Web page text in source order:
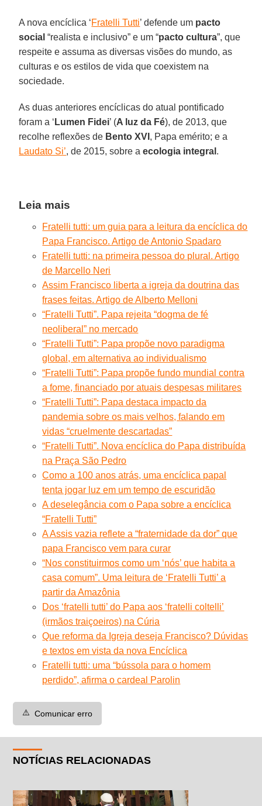
A nova encíclica ‘Fratelli Tutti’ defende um pacto
social “realista e inclusivo” e um “pacto cultura”, que
respeite e assuma as diversas visões do mundo, as
culturas e os estilos de vida que coexistem na
sociedade.
As duas anteriores encíclicas do atual pontificado
foram a ‘ Lumen Fidei’ (A luz da Fé), de 2013, que
recolhe reflexões de Bento XVI , Papa emérito; e a
Laudato Si’, de 2015, sobre aecologia integral .
Leia mais
Fratelli tutti: um guia para a leitura da encíclica do
Papa Francisco. Artigo de Antonio Spadaro
Fratelli tutti: na primeira pessoa do plural. Artigo
de Marcello Neri
Assim Francisco liberta a igreja da doutrina das
frases feitas. Artigo de Alberto Melloni
“Fratelli Tutti”. Papa rejeita “dogma de fé
neoliberal” no mercado
“Fratelli Tutti”: Papa propõe novo paradigma
global, em alternativa ao individualismo
“Fratelli Tutti”: Papa propõe fundo mundial contra
a fome, financiado por atuais despesas militares
“Fratelli Tutti”: Papa destaca impacto da
pandemia sobre os mais velhos, falando em
vidas “cruelmente descartadas”
“Fratelli Tutti”. Nova encíclica do Papa distribuída
na Praça São Pedro
Como a 100 anos atrás, uma encíclica papal
tenta jogar luz em um tempo de escuridão
A deselegância com o Papa sobre a encíclica
“Fratelli Tutti”
A Assis vazia reflete a “fraternidade da dor” que
papa Francisco vem para curar
“Nos constituirmos como um ‘nós’ que habita a
casa comum”. Uma leitura de ‘Fratelli Tutti’ a
partir da Amazônia
Dos ‘fratelli tutti’ do Papa aos ‘fratelli coltelli’
(irmãos traiçoeiros) na Cúria
Que reforma da Igreja deseja Francisco? Dúvidas
e textos em vista da nova Encíclica
Fratelli tutti: uma “bússola para o homem
perdido”, afirma o cardeal Parolin
⚠️ Comunicar erro
NOTÍCIAS RELACIONADAS